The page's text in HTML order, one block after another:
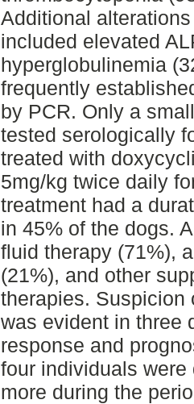
Additional
included elevated
hyperglobulinemia
frequently
by PCR. Only a
tested serologically
treated with
5mg/kg twice daily
treatment had a
in 45% of the dogs.
fluid therapy (71%),
(21%), and other
therapies. Suspicion
was evident in three
response and
four individuals
more during the